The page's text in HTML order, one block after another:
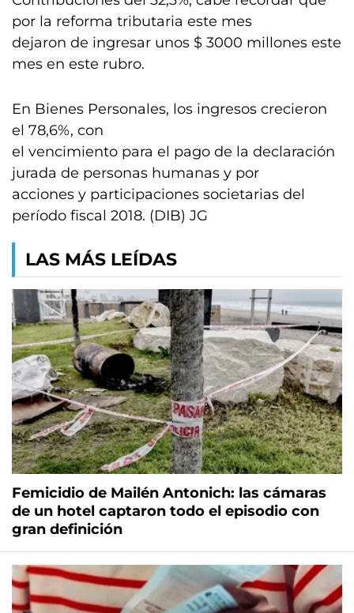
por la reforma tributaria este mes
dejaron de ingresar unos $ 3000 millones este
mes en este rubro.
En Bienes Personales, los ingresos crecieron
el 78,6%, con
el vencimiento para el pago de la declaración
jurada de personas humanas y por
acciones y participaciones societarias del
período fiscal 2018. (DIB) JG
LAS MÁS LEÍDAS
Femicidio de Mailén Antonich: las cámaras
de un hotel captaron todo el episodio con
gran definición